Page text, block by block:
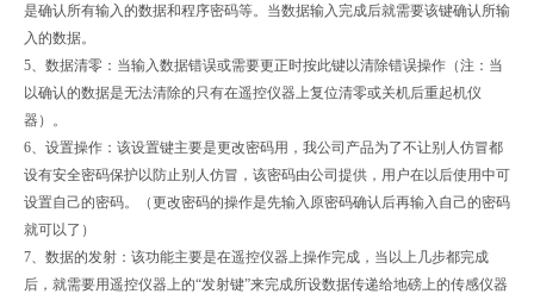
是确认所有输入的数据和程序密码等。当数据输入完成后就需要该键确认所输
入的数据。
5、数据清零：当输入数据错误或需要更正时按此键以清除错误操作（注：当
以确认的数据是无法清除的只有在遥控仪器上复位清零或关机后重起机仪
器）。
6、设置操作：该设置键主要是更改密码用，我公司产品为了不让别人仿冒都
设有安全密码保护以防止别人仿冒，该密码由公司提供，用户在以后使用中可
设置自己的密码。（更改密码的操作是先输入原密码确认后再输入自己的密码
就可以了）
7、数据的发射：该功能主要是在遥控仪器上操作完成，当以上几步都完成
后，就需要用遥控仪器上的“发射键”来完成所设数据传递给地磅上的传感仪器